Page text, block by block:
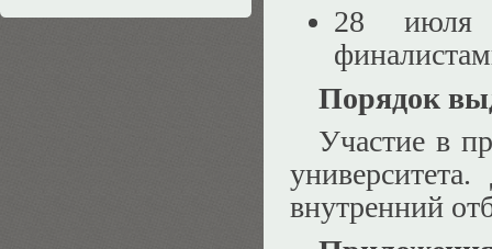
28 июля
Порядок
Участие в
внутренний